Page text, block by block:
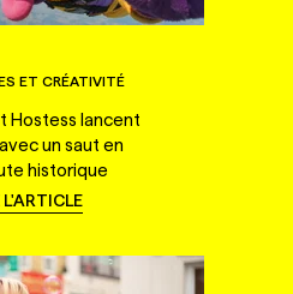
ET CRÉATIVITÉ
Hostess lancent
un saut en
historique
L'ARTICLE